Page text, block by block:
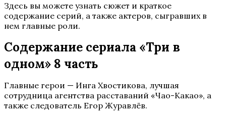
Здесь вы можете узнать сюжет и краткое
содержание серий, а также актеров, сыгравших в
нем главные роли.
Содержание сериала «Три в
одном» 8 часть
Главные герои — Инга Хвостикова, лучшая
сотрудница агентства расставаний «Чао-Какао», а
также следователь Егор Журавлёв.